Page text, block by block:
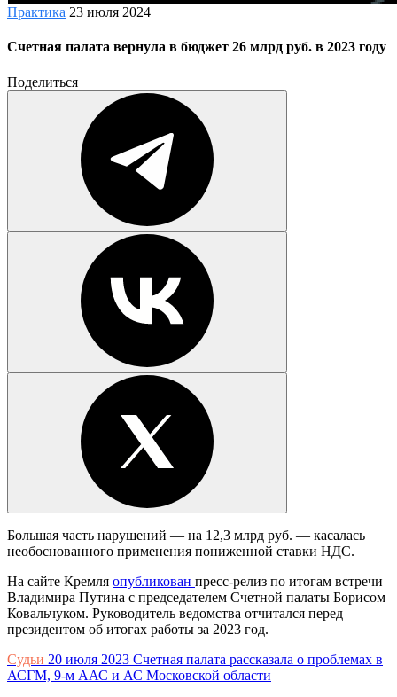
Практика 23 июля 2024
Счетная палата вернула в бюджет 26 млрд руб. в 2023 году
Поделиться
Большая часть нарушений — на 12,3 млрд руб. — касалась
необоснованного применения пониженной ставки НДС.
На сайте Кремля опубликован пресс-релиз по итогам встречи
Владимира Путина с председателем Счетной палаты Борисом
Ковальчуком. Руководитель ведомства отчитался перед
президентом об итогах работы за 2023 год.
Судьи 20 июля 2023 Счетная палата рассказала о проблемах в
АСГМ, 9-м ААС и АС Московской области